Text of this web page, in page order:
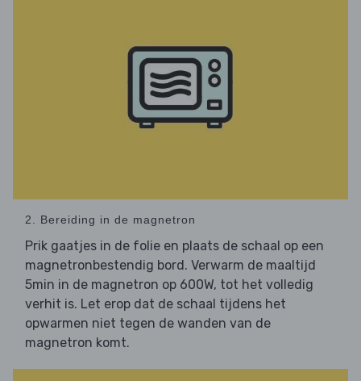
2. Bereiding in de magnetron
Prik gaatjes in de folie en plaats de schaal op een
magnetronbestendig bord. Verwarm de maaltijd
5min in de magnetron op 600W, tot het volledig
verhit is. Let erop dat de schaal tijdens het
opwarmen niet tegen de wanden van de
magnetron komt.